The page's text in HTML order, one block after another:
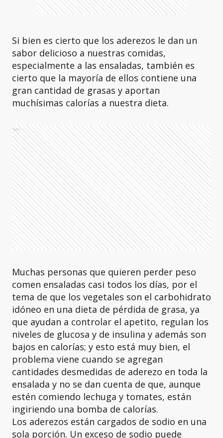
Si bien es cierto que los aderezos le dan un
sabor delicioso a nuestras comidas,
especialmente a las ensaladas, también es
cierto que la mayoría de ellos contiene una
gran cantidad de grasas y aportan
muchísimas calorías a nuestra dieta.
Ads
Muchas personas que quieren perder peso
comen ensaladas casi todos los días, por el
tema de que los vegetales son el carbohidrato
idóneo en una dieta de pérdida de grasa, ya
que ayudan a controlar el apetito, regulan los
niveles de glucosa y de insulina y además son
bajos en calorías; y esto está muy bien, el
problema viene cuando se agregan
cantidades desmedidas de aderezo en toda la
ensalada y no se dan cuenta de que, aunque
estén comiendo lechuga y tomates, están
ingiriendo una bomba de calorías.
Los aderezos están cargados de sodio en una
sola porción. Un exceso de sodio puede